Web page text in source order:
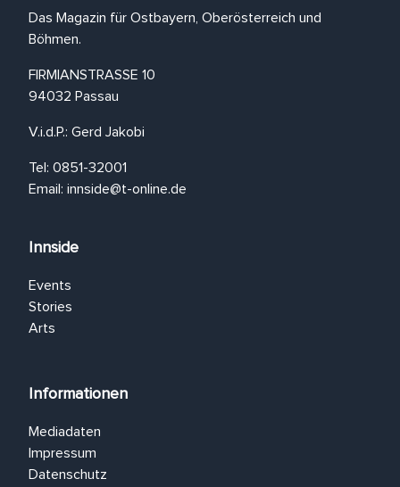
Das Magazin für Ostbayern, Oberösterreich und
Böhmen.
FIRMIANSTRASSE 10
94032 Passau
V.i.d.P.: Gerd Jakobi
Tel: 0851-32001
Email: innside@t-online.de
Innside
Events
Stories
Arts
Informationen
Mediadaten
Impressum
Datenschutz